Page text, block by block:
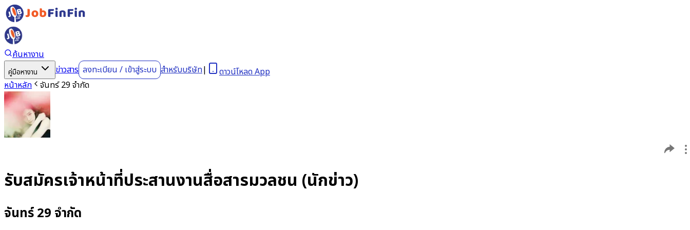
ค้นหางาน
คู่มือหางาน ข่าวสาร ลงทะเบียน / เข้าสู่ระบบ สำหรับบริษัท|
ดาวน์โหลด App
หน้าหลัก
จันทร์ 29 จำกัด
รับสมัครเจ้าหน้าที่ประสานงานสื่อสารมวลชน (นักข่าว)
จันทร์ 29 จำกัด